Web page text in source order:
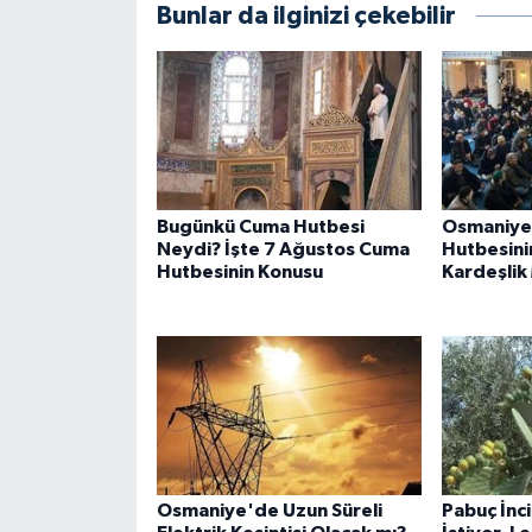
Bunlar da ilginizi çekebilir
Bugünkü Cuma Hutbesi
Neydi? İşte 7 Ağustos Cuma
Hutbesinin Konusu
Kardeşlik
Osmaniye'de Uzun Süreli
Pabuç